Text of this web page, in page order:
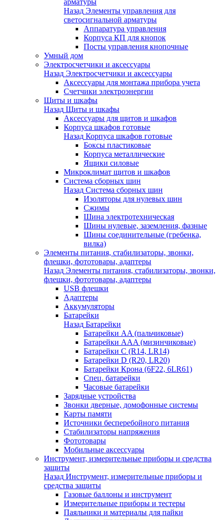
арматуры
Назад Элементы управления для
светосигнальной арматуры
Аппаратура управления
Корпуса КП для кнопок
Посты управления кнопочные
Умный дом
Электросчетчики и аксессуары
Назад Электросчетчики и аксессуары
Аксессуары для монтажа прибора учета
Счетчики электроэнергии
Щиты и шкафы
Назад Щиты и шкафы
Аксессуары для щитов и шкафов
Корпуса шкафов готовые
Назад Корпуса шкафов готовые
Боксы пластиковые
Корпуса металлические
Ящики силовые
Микроклимат щитов и шкафов
Система сборных шин
Назад Система сборных шин
Изоляторы для нулевых шин
Сжимы
Шина электротехническая
Шины нулевые, заземления, фазные
Шины соединительные (гребенка,
вилка)
Элементы питания, стабилизаторы, звонки,
флешки, фототовары, адаптеры
Назад Элементы питания, стабилизаторы, звонки,
флешки, фототовары, адаптеры
USB флешки
Адаптеры
Аккумуляторы
Батарейки
Назад Батарейки
Батарейки AA (пальчиковые)
Батарейки AAA (мизинчиковые)
Батарейки C (R14, LR14)
Батарейки D (R20, LR20)
Батарейки Крона (6F22, 6LR61)
Спец. батарейки
Часовые батарейки
Зарядные устройства
Звонки дверные, домофонные системы
Карты памяти
Источники бесперебойного питания
Стабилизаторы напряжения
Фототовары
Мобильные аксессуары
Инструмент, измерительные приборы и средства
защиты
Назад Инструмент, измерительные приборы и
средства защиты
Газовые баллоны и инструмент
Измерительные приборы и тестеры
Паяльники и материалы для пайки